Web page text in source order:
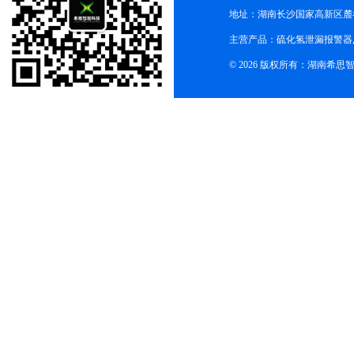
地址：湖南长沙国家高新区
主营产品：硫化氢泄漏报警
© 2026 版权所有：湖南希思